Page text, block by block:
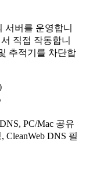
서버를 운영합니
직접 작동합니
추적기를 차단합
PC/Mac 공유
CleanWeb DNS 필